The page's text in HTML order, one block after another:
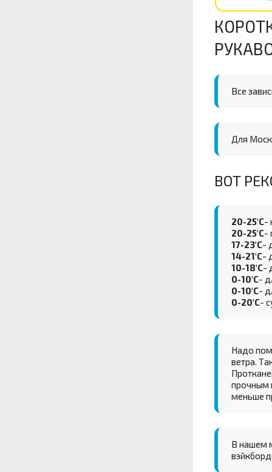
Все
Для
ВОТ
20-25'С-
20-25'С-
17-23'С-
14-21'С-
10-18'С-
0-10'С-
0-10'С-
0-20'С-
Надо
ветра.
прочным
меньше
В нашем